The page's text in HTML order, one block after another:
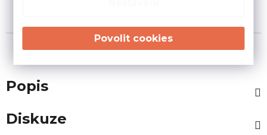
Popis
Diskuze